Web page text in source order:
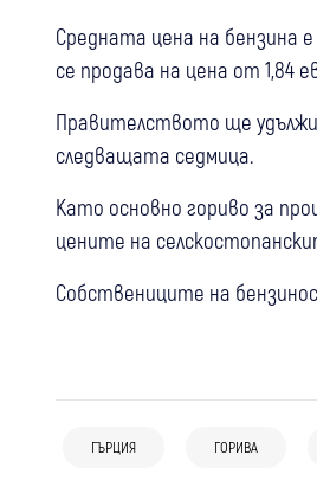
Средната цена на бензина
се продава на цена от 1,84
Правителството ще
следващата седмица.
Като основно гориво за
цените на
Собствениците на
ГЪРЦИЯ ГОРИВА
Огнен 9 август на
засегнати в Сърбия
Червени кодове,
Схема за 800 000